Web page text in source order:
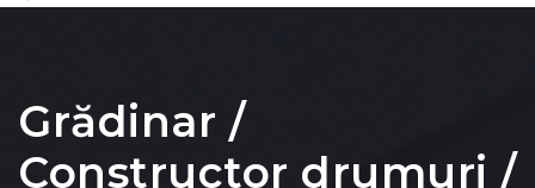
Grădinar /
Constructor drumuri /